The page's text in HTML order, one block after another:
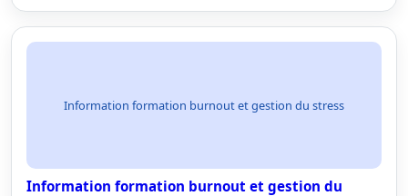
Information formation burnout et gestion du stress
Information formation burnout et gestion du